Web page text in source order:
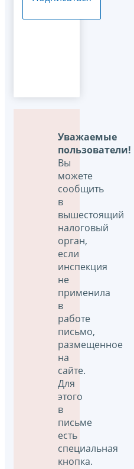
Уважаемые
пользователи!
Вы
можете
сообщить
в
вышестоящий
налоговый
орган,
если
инспекция
не
применила
в
работе
письмо,
размещенное
на
сайте.
Для
этого
в
письме
есть
специальная
кнопка.